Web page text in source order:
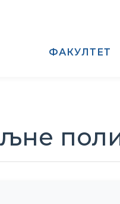
ФАКУЛТЕТ